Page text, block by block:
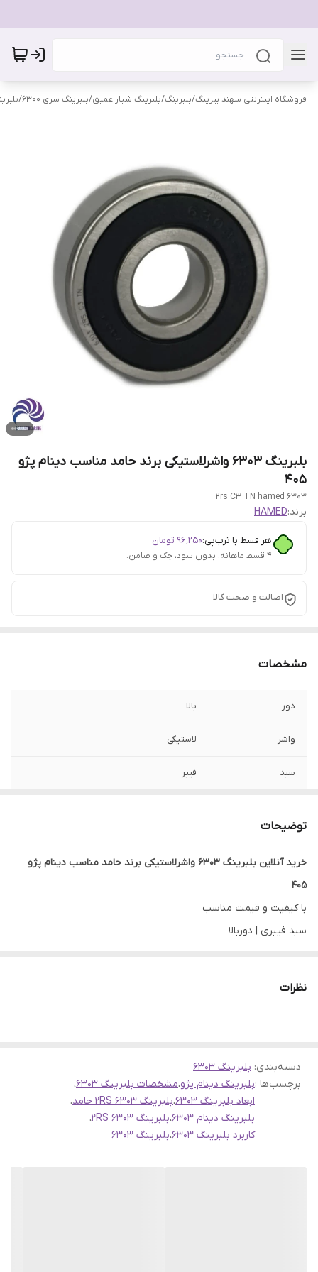
فروشگاه اینترنتی سهند بیرینگ/بلبرینگ/بلبرینگ شیار عمیق/بلبرینگ سری 6300 /
بلبرینگ 6303 واشرلاستیکی برند حامد مناسب دینام پژو
405
6303 2rs C3 TN hamed
برند:HAMED
هر قسط با ترب‌پی:۹۶٬۲۵۰ تومان
۴ قسط ماهانه. بدون سود، چک و ضامن.
اصالت و صحت کالا
مشخصات
دور بالا
واشر لاستیکی
سبد فیبر
توضیحات
خرید آنلاین بلبرینگ 6303 واشرلاستیکی برند حامد مناسب دینام پژو
405
با کیفیت و قیمت مناسب
سبد فیبری | دوربالا
مناسب برای دینام پژو 405 و سمند و...
همچنین بخوانید بلبرینگ ۶۳۰۳ واشر لاستیکی IBC تبریز
نظرات
دسته‌بندی: بلبرینگ 6303
برچسب‌ها :بلبرینگ دینام پژو،مشخصات بلبرینگ 6303
،
ابعاد بلبرینگ 6303
،بلبرینگ 6303 2RS حامد
،
بلبرینگ دینام 6303
،بلبرینگ 6303 2RS
،
کاربرد بلبرینگ 6303
،بلبرینگ 6303